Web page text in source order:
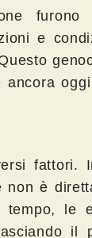
furono
e
fattori.
è
le
il